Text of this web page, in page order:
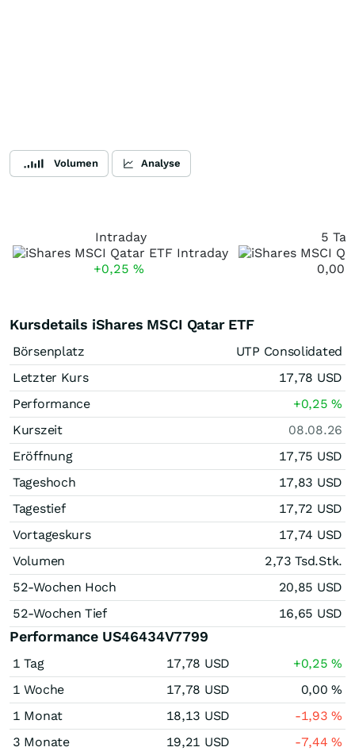
Volumen Analyse
Intraday
+0,25 %
5
0,00
Kursdetails iShares MSCI Qatar ETF
Börsenplatz
UTP Consolidated
Letzter Kurs
17,78 USD
Performance
+0,25%
Kurszeit
08.08.26
Eröffnung
17,75 USD
Tageshoch
17,83 USD
Tagestief
17,72 USD
Vortageskurs
17,74 USD
Volumen
2,73 Tsd.Stk.
52-Wochen Hoch
20,85 USD
52-Wochen Tief
16,65 USD
Performance US46434V7799
1 Tag 17,78 USD +0,25%
1 Woche
17,78 USD 0,00%
1 Monat
18,13 USD -1,93%
3 Monate
19,21 USD -7,44%